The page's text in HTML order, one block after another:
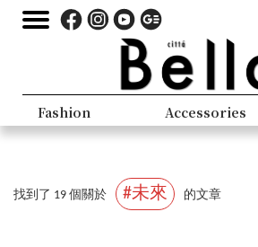
Fashion Accessories
找到了 19 個關於 #未來 的文章